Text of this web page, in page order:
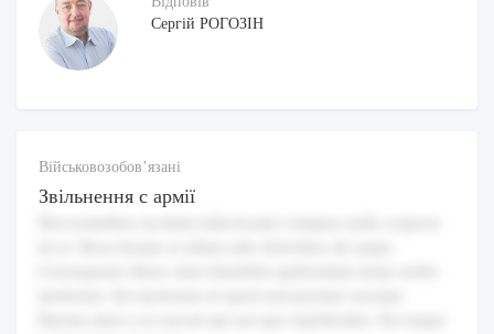
Сергій РОГОЗІН
Військовозобов’язані
Звільнення с армії